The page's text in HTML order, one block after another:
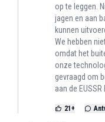
op te leggen.
jagen en aan
kunnen
We hebben
omdat het
onze
gevraagd om
aan de EUSSR
21+